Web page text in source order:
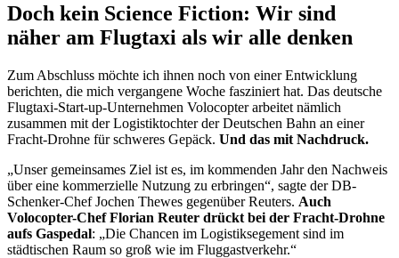
Doch kein Science Fiction: Wir sind
näher am Flugtaxi als wir alle denken
Zum Abschluss möchte ich ihnen noch von einer Entwicklung
berichten, die mich vergangene Woche fasziniert hat. Das deutsche
Flugtaxi-Start-up-Unternehmen Volocopter arbeitet nämlich
zusammen mit der Logistiktochter der Deutschen Bahn an einer
Fracht-Drohne für schweres Gepäck. Und das mit Nachdruck.
„Unser gemeinsames Ziel ist es, im kommenden Jahr den Nachweis
über eine kommerzielle Nutzung zu erbringen“, sagte der DB-
Schenker-Chef Jochen Thewes gegenüber Reuters. Auch
Volocopter-Chef Florian Reuter drückt bei der Fracht-Drohne
aufs Gaspedal: „Die Chancen im Logistiksegement sind im
städtischen Raum so groß wie im Fluggastverkehr.“